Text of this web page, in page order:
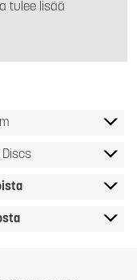
tulee lisää
Discs